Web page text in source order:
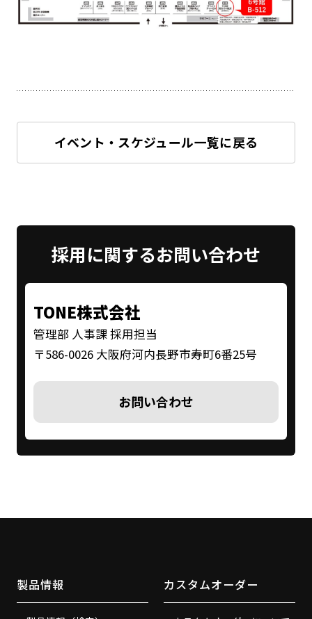
イベント・スケジュール一覧に戻る
採用に関するお問い合わせ
TONE株式会社
管理部 人事課 採用担当
〒586-0026 大阪府河内長野市寿町6番25号
お問い合わせ
製品情報 カスタムオーダー